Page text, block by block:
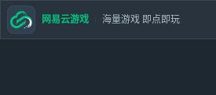
网易云游戏 海量游戏 即点即玩